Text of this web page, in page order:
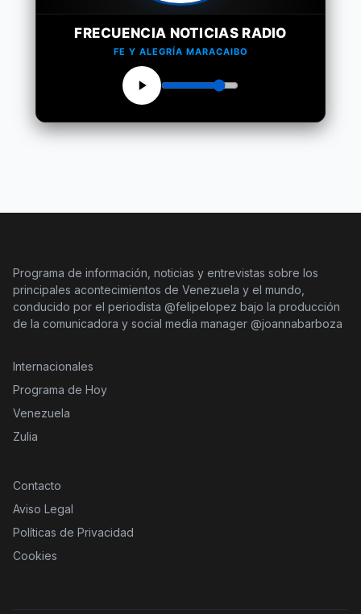
FRECUENCIA NOTICIAS RADIO
FE Y ALEGRÍA MARACAIBO
Programa de información, noticias y entrevistas sobre los
principales acontecimientos de Venezuela y el mundo,
conducido por el periodista @felipelopez bajo la producción
de la comunicadora y social media manager @joannabarboza
Internacionales
Programa de Hoy
Venezuela
Zulia
Contacto
Aviso Legal
Políticas de Privacidad
Cookies